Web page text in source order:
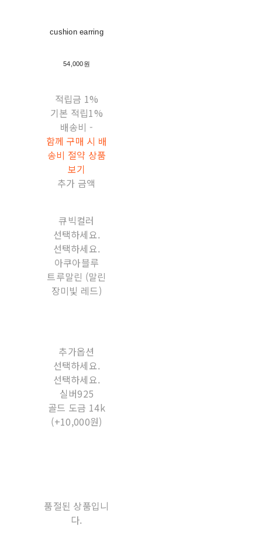
cushion earring
54,000원
적립금 1%
기본 적립1%
배송비 -
함께 구매 시 배
송비 절약 상품
보기
추가 금액
큐빅컬러
선택하세요.
선택하세요.
아쿠아블루
트루말린 (말린
장미빛 레드)
추가옵션
선택하세요.
선택하세요.
실버925
골드 도금 14k
(+10,000원)
품절된 상품입니
다.